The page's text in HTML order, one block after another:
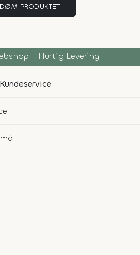
PRODUKTET
- Hurtig Levering
Kundeservice